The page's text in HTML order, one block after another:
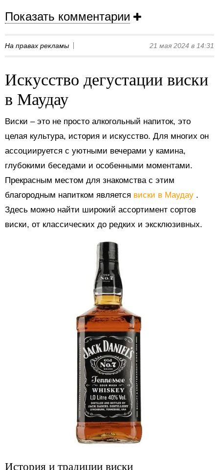
Показать комментарии
На правах рекламы 21 мая 2024 в 14:31
Искусство дегустации виски
в Маудау
Виски – это не просто алкогольный напиток, это
целая культура, история и искусство. Для многих он
ассоциируется с уютными вечерами у камина,
глубокими беседами и особенными моментами.
Прекрасным местом для знакомства с этим
благородным напитком является виски в Маудау .
Здесь можно найти широкий ассортимент сортов
виски, от классических до редких и эксклюзивных.
История и традиции виски